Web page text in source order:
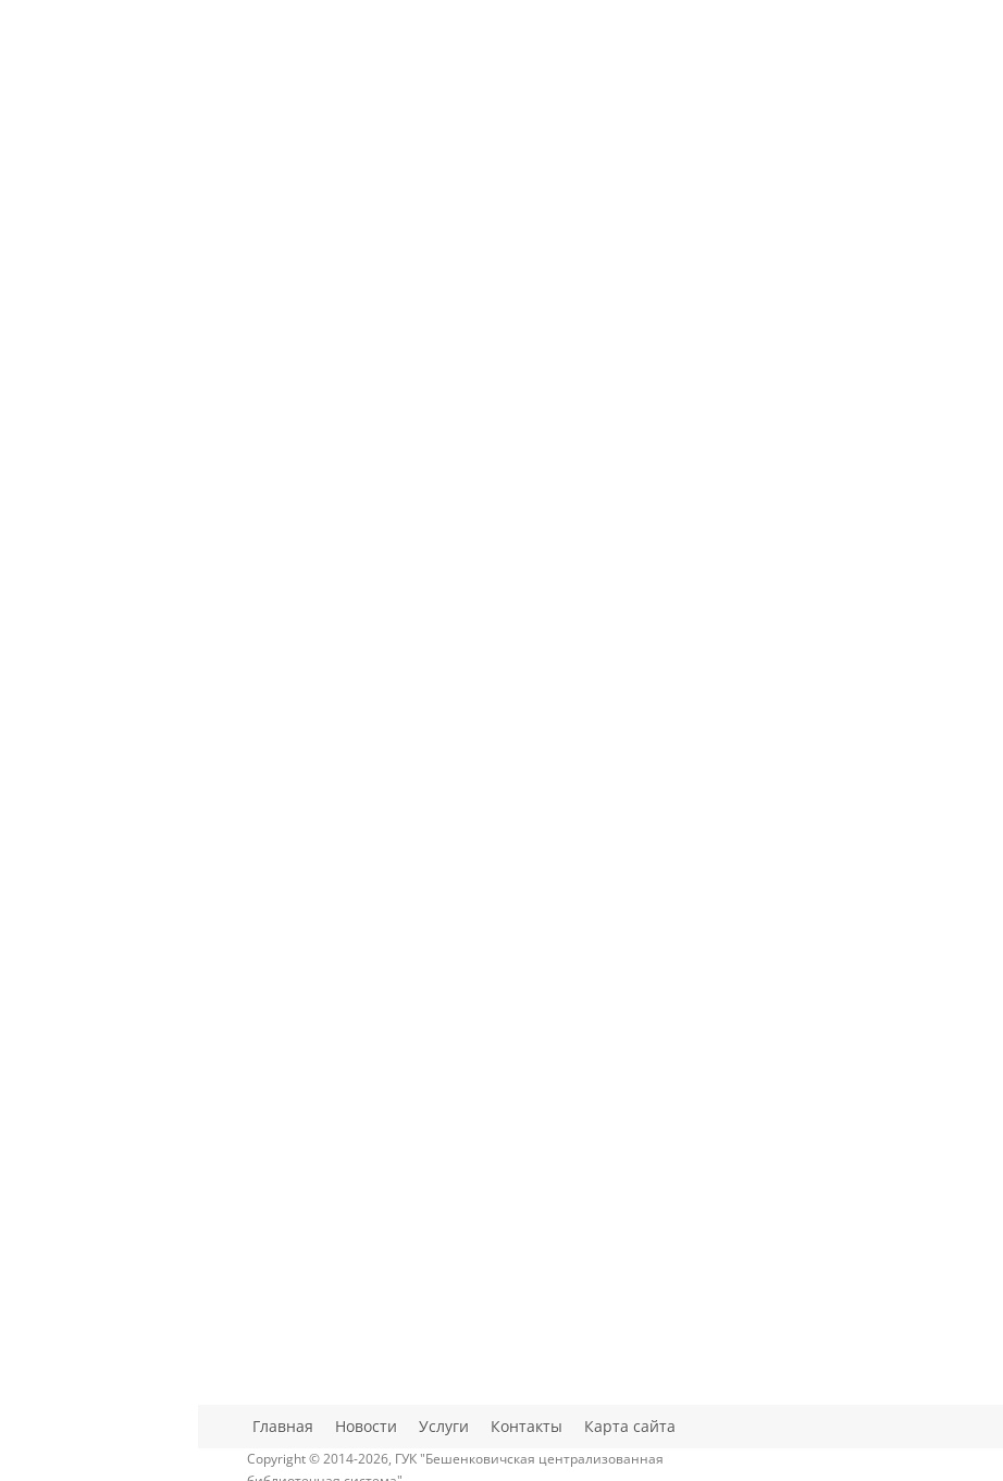
Главная Новости Услуги Контакты Карта сайта
Copyright © 2014-2026, ГУК "Бешенковичская централизованная